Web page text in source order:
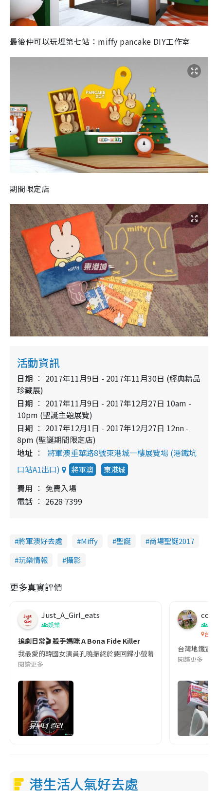
最後仲可以玩埋第七站：miffy pancake DIY工作室
期間限定店
活動資訊
日期
2017年11月9日 - 2017年11月30日 (經典精品
珍藏展)
日期
2017年11月9日 - 2017年12月27日 10am -
10pm (聖誕主題展覽)
日期
2017年12月1日 - 2017年12月27日 12nn -
8pm (聖誕期間限定店)
地址
將軍澳重華路8號東港城一樓展覽場 (港鐵坑
口站A1出口)
將軍澳 東港城
費用
免費入場
電話
2628 7399
將軍澳好去處 Miffy 聖誕
商場聖誕2017
玩樂情報
攝影
更多真實評價
Just_A_Girl_eats
娛樂
追劇日常🎬 殺手媽咪 A Bona Fide Killer
我最愛的韓國女演員孔曉振終於要回歸小螢幕啦!這次的劇本改編
閱讀更多
co
吹
台灣
台灣地鐵宣
閱讀更多
港生活人氣好去處